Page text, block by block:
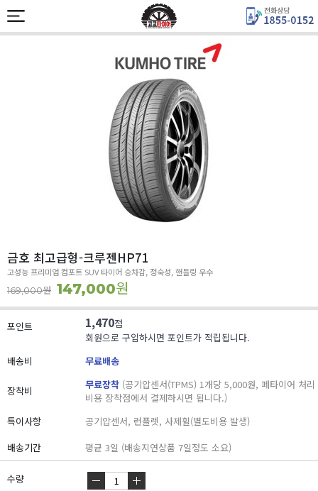
금호 최고급형-크루젠HP71
고성능 프리미엄 컴포트 SUV 타이어 승차감, 정숙성, 핸들링 우수
169,000원 147,000원
포인트 1,470점
회원으로 구입하시면 포인트가 적립됩니다.
배송비
무료배송
장착비 무료장착 (공기압센서(TPMS) 1개당 5,000원, 폐타이어 처리
비용 장착점에서 결제하시면 됩니다.)
특이사항
공기압센서, 런플렛, 사제휠(별도비용 발생)
배송기간
평균 3일 (배송지연상품 7일정도 소요)
수량